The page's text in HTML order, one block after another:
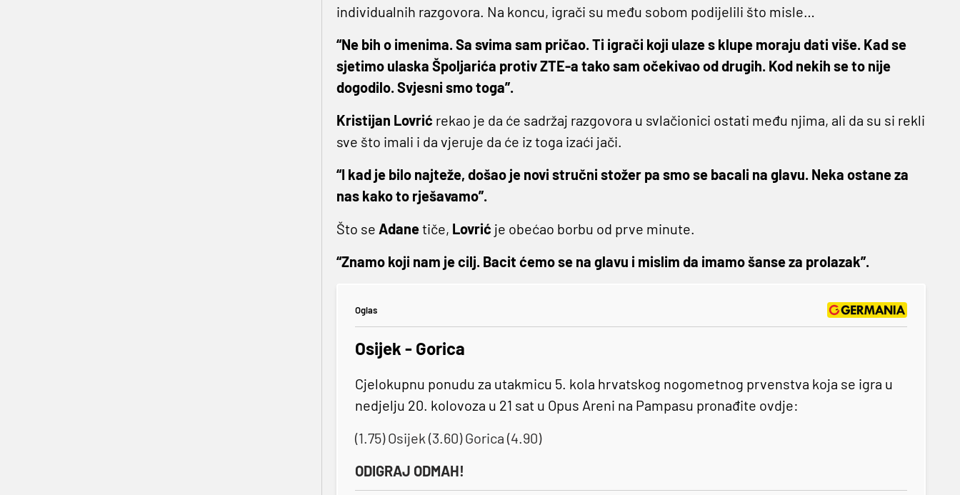
individualnih razgovora. Na koncu, igrači su među sobom podijelili što misle…
“Ne bih o imenima. Sa svima sam pričao. Ti igrači koji ulaze s klupe moraju dati više. Kad se
sjetimo ulaska Špoljarića protiv ZTE-a tako sam očekivao od drugih. Kod nekih se to nije
dogodilo. Svjesni smo toga”.
Kristijan Lovrić rekao je da će sadržaj razgovora u svlačionici ostati među njima, ali da su si rekli
sve što imali i da vjeruje da će iz toga izaći jači.
“I kad je bilo najteže, došao je novi stručni stožer pa smo se bacali na glavu. Neka ostane za
nas kako to rješavamo”.
Što se Adanetiče, Lovrić je obećao borbu od prve minute.
“Znamo koji nam je cilj. Bacit ćemo se na glavu i mislim da imamo šanse za prolazak”.
Oglas
Osijek - Gorica
Cjelokupnu ponudu za utakmicu 5. kola hrvatskog nogometnog prvenstva koja se igra u
nedjelju 20. kolovoza u 21 sat u Opus Areni na Pampasu pronađite ovdje:
(1.75) Osijek (3.60) Gorica (4.90)
ODIGRAJ ODMAH!